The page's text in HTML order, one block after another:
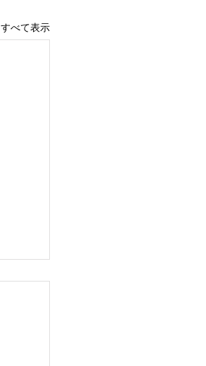
すべて表示